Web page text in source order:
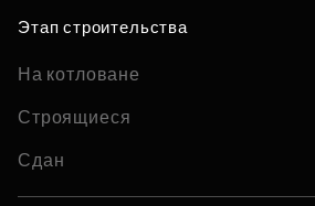
Этап строительства
На котловане
Строящиеся
Сдан